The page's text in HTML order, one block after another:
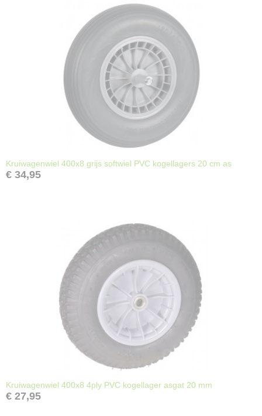
Kruiwagenwiel 400x8 grijs softwiel PVC kogellagers 20 cm as
€ 34,95
Kruiwagenwiel 400x8 4ply PVC kogellager asgat 20 mm
€ 27,95